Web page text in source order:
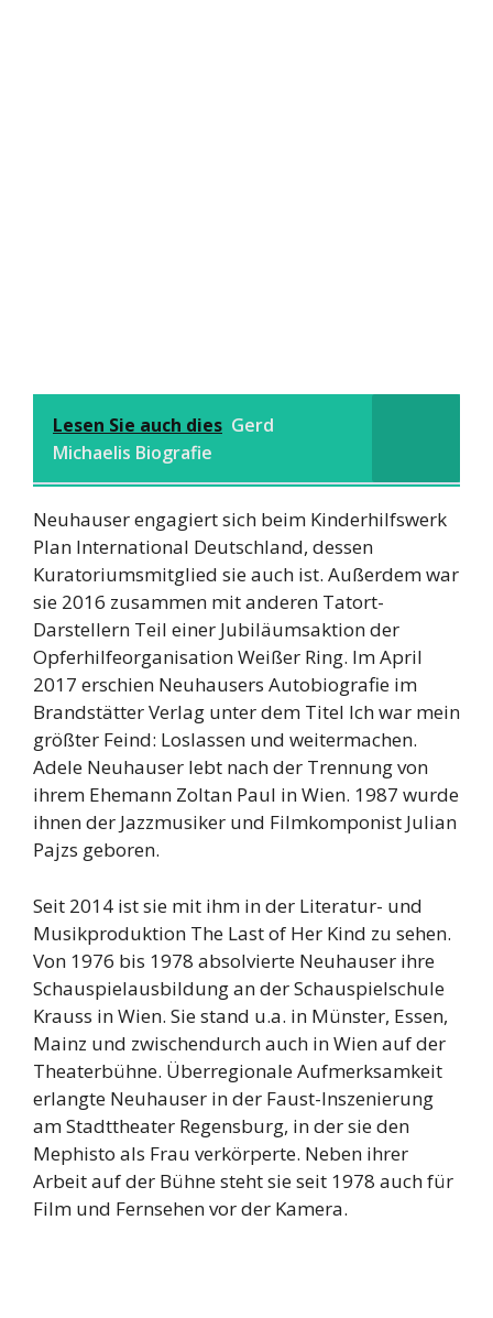
Lesen Sie auch dies Gerd
Michaelis Biografie
Neuhauser engagiert sich beim Kinderhilfswerk
Plan International Deutschland, dessen
Kuratoriumsmitglied sie auch ist. Außerdem war
sie 2016 zusammen mit anderen Tatort-
Darstellern Teil einer Jubiläumsaktion der
Opferhilfeorganisation Weißer Ring. Im April
2017 erschien Neuhausers Autobiografie im
Brandstätter Verlag unter dem Titel Ich war mein
größter Feind: Loslassen und weitermachen.
Adele Neuhauser lebt nach der Trennung von
ihrem Ehemann Zoltan Paul in Wien. 1987 wurde
ihnen der Jazzmusiker und Filmkomponist Julian
Pajzs geboren.
Seit 2014 ist sie mit ihm in der Literatur- und
Musikproduktion The Last of Her Kind zu sehen.
Von 1976 bis 1978 absolvierte Neuhauser ihre
Schauspielausbildung an der Schauspielschule
Krauss in Wien. Sie stand u.a. in Münster, Essen,
Mainz und zwischendurch auch in Wien auf der
Theaterbühne. Überregionale Aufmerksamkeit
erlangte Neuhauser in der Faust-Inszenierung
am Stadttheater Regensburg, in der sie den
Mephisto als Frau verkörperte. Neben ihrer
Arbeit auf der Bühne steht sie seit 1978 auch für
Film und Fernsehen vor der Kamera.